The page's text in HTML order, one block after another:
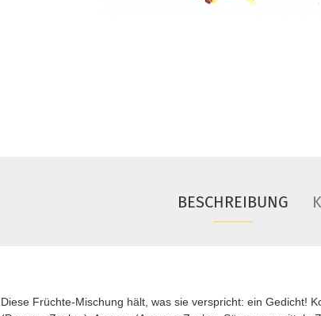
BESCHREIBUNG
Diese Früchte-Mischung hält, was sie verspricht: ein Gedicht!